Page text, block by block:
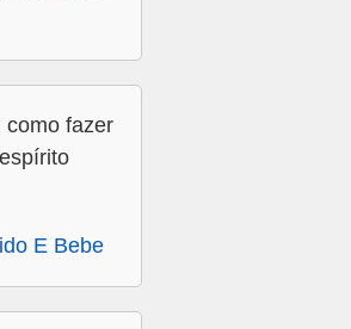
como fazer
E Bebe